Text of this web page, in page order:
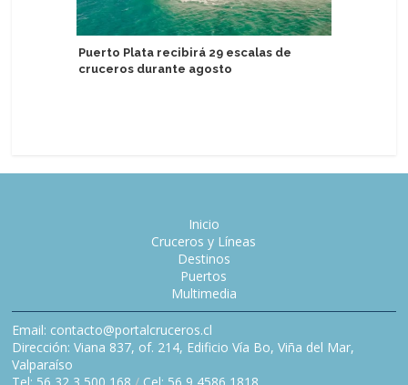
Puerto Plata recibirá 29 escalas de
cruceros durante agosto
Inicio
Cruceros y Líneas
Destinos
Puertos
Multimedia
Email: contacto@portalcruceros.cl
Dirección: Viana 837, of. 214, Edificio Vía Bo, Viña del Mar,
Valparaíso